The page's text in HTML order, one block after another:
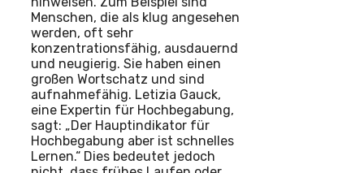
Menschen, die als klug angesehen
werden, oft sehr
konzentrationsfähig, ausdauernd
und neugierig. Sie haben einen
großen Wortschatz und sind
aufnahmefähig. Letizia Gauck,
eine Expertin für Hochbegabung,
sagt: „Der Hauptindikator für
Hochbegabung aber ist schnelles
Lernen.“ Dies bedeutet jedoch